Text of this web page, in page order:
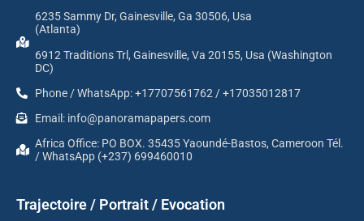
6235 Sammy Dr, Gainesville, Ga 30506, Usa
(Atlanta)
6912 Traditions Trl, Gainesville, Va 20155, Usa (Washington
DC)
Phone / WhatsApp: +17707561762 / +17035012817
Email: info@panoramapapers.com
Africa Office: PO BOX. 35435 Yaoundé-Bastos, Cameroon Tél.
/ WhatsApp (+237) 699460010
Trajectoire / Portrait / Evocation